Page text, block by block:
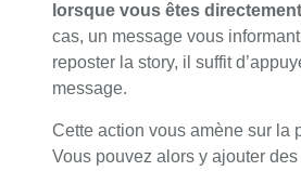
lorsque vous êtes
cas, un message vous
reposter la story, il suffit
message.
Cette action vous amène sur la
Vous pouvez alors y ajouter